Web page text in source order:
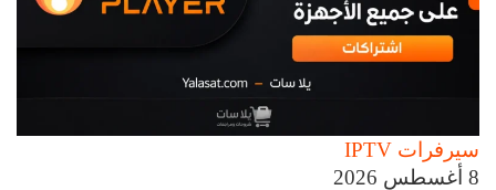
سيرفرات IPTV
8 أغسطس 2026